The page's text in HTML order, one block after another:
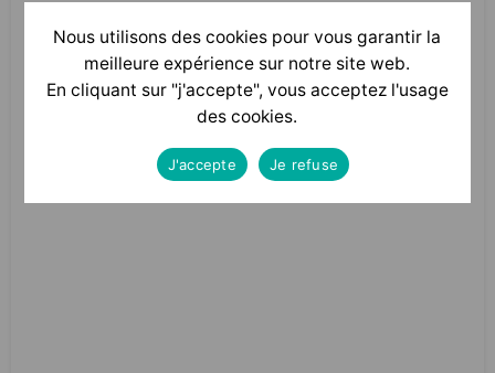
Nous utilisons des cookies pour vous garantir la
meilleure expérience sur notre site web.
En cliquant sur "j'accepte", vous acceptez l'usage
des cookies.
J'accepte Je refuse